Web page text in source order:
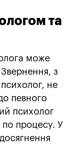
та
може
Звернення, з
не
певного
психолог
процесу. У